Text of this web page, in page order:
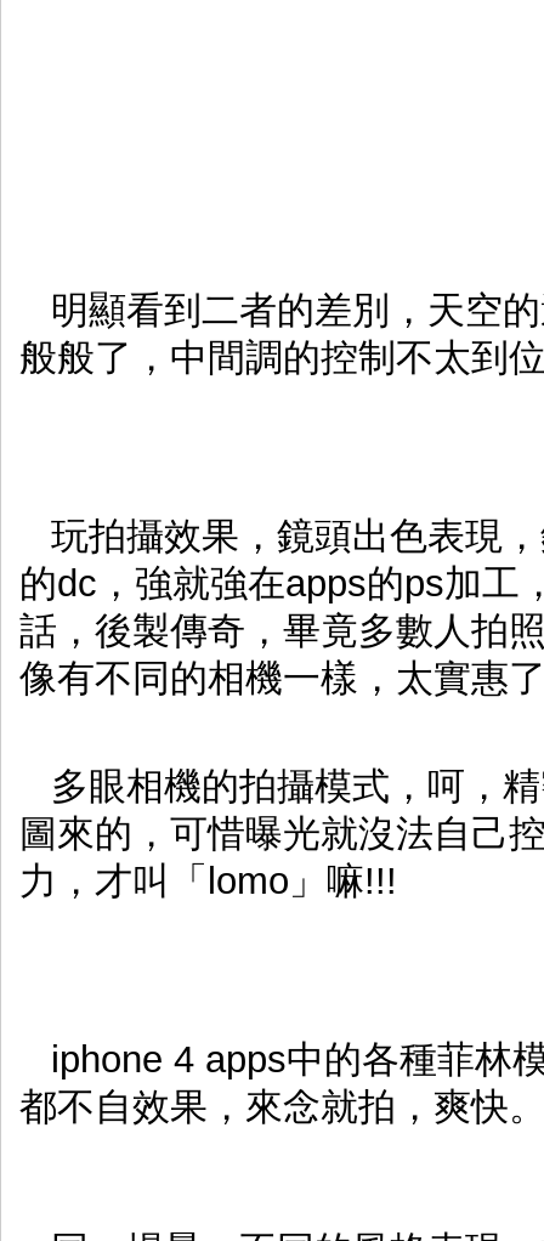
明顯看到二者的差別，天空
般般了，中間調的控制不太到
玩拍攝效果，鏡頭出色表現
的dc，強就強在apps的ps加工
話，後製傳奇，畢竟多數人拍
像有不同的相機一樣，太實惠
多眼相機的拍攝模式，呵，
圖來的，可惜曝光就沒法自己
力，才叫「lomo」嘛!!!
iphone 4 apps中的各種菲林
都不自效果，來念就拍，爽快